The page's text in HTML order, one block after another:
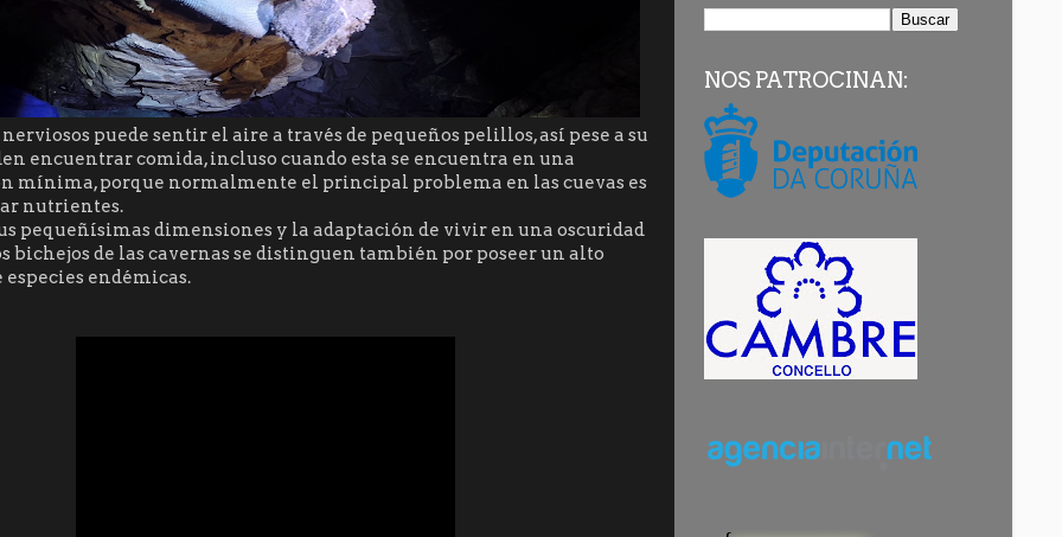
puede sentir el aire a través de pequeños pelillos, así pese a su
encuentrar comida, incluso cuando esta se encuentra en una
mínima, porque normalmente el principal problema en las cuevas es
nutrientes.
pequeñísimas dimensiones y la adaptación de vivir en una oscuridad
bichejos de las cavernas se distinguen también por poseer un alto
especies endémicas.
NOS PATROCINAN: